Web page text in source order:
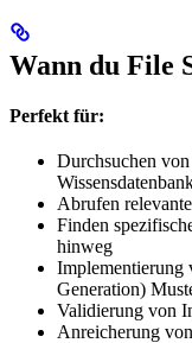
Wann du File
Perfekt für:
Durchsuchen
Abrufen
Finden
hinweg
Implementierung
Generation)
Validierung von
Anreicherung